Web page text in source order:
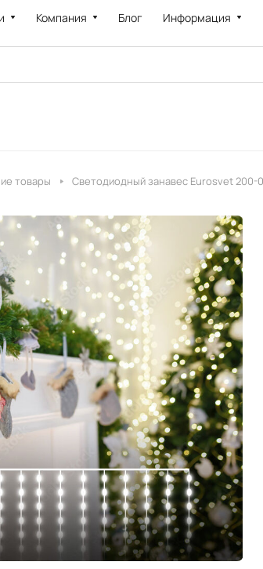
Компания Блог Информация
товары Светодиодный занавес Eurosvet 200-